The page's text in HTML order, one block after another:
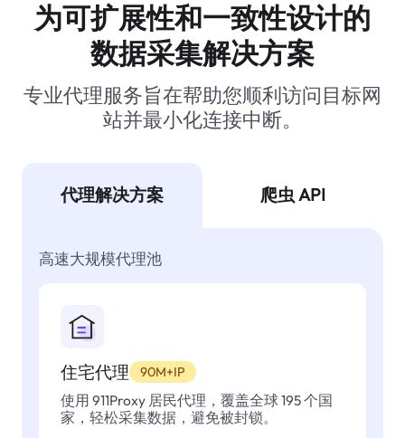
为可扩展性和一致性设计的
数据采集解决方案
专业代理服务旨在帮助您顺利访问目标网
站并最小化连接中断。
代理解决方案 爬虫 API
高速大规模代理池
住宅代理 90M+IP
使用 911Proxy 居民代理，覆盖全球 195 个国
家，轻松采集数据，避免被封锁。